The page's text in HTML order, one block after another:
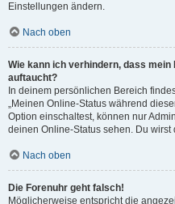
Einstellungen ändern.
Nach oben
Wie kann ich verhindern, dass
auftaucht?
In deinem persönlichen Bereich
„Meinen Online-Status während
Option einschaltest, können nur
deinen Online-Status sehen. Du
Nach oben
Die Forenuhr geht falsch!
Möglicherweise entspricht die